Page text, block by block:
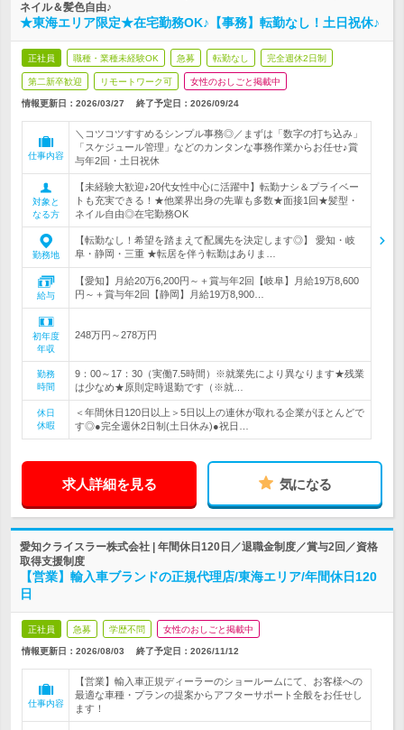
ネイル＆髪色自由♪
★東海エリア限定★在宅勤務OK♪【事務】転勤なし！土日祝休♪
正社員 職種・業種未経験OK 急募 転勤なし 完全週休2日制
第二新卒歓迎 リモートワーク可 女性のおしごと掲載中
情報更新日：2026/03/27 終了予定日： 2026/09/24
仕事内容
＼コツコツすすめるシンプル事務◎／まずは「数字の打ち込み」
「スケジュール管理」などのカンタンな事務作業からお任せ♪賞
与年2回・土日祝休
対象と
なる方
【未経験大歓迎♪20代女性中心に活躍中】転勤ナシ＆プライベー
トも充実できる！★他業界出身の先輩も多数★面接1回★髪型・
ネイル自由◎在宅勤務OK
勤務地
【転勤なし！希望を踏まえて配属先を決定します◎】 愛知・岐
阜・静岡・三重 ★転居を伴う転勤はありま…
給与
【愛知】月給20万6,200円～＋賞与年2回【岐阜】月給19万8,600
円～＋賞与年2回【静岡】月給19万8,900…
初年度
年収
248万円～278万円
勤務
時間
9：00～17：30（実働7.5時間）※就業先により異なります★残業
は少なめ★原則定時退勤です（※就…
休日
休暇
＜年間休日120日以上＞5日以上の連休が取れる企業がほとんどで
す◎●完全週休2日制(土日休み)●祝日…
求人詳細を見る 気になる
愛知クライスラー株式会社 | 年間休日120日／退職金制度／賞与2回／資格
取得支援制度
【営業】輸入車ブランドの正規代理店/東海エリア/年間休日120
日
正社員 急募 学歴不問 女性のおしごと掲載中
情報更新日：2026/08/03 終了予定日： 2026/11/12
仕事内容
【営業】輸入車正規ディーラーのショールームにて、お客様への
最適な車種・プランの提案からアフターサポート全般をお任せし
ます！